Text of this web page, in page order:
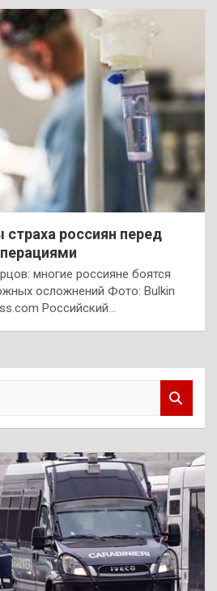
россиян перед
многие россияне боятся
осложнений Фото: Bulkin
Российский…